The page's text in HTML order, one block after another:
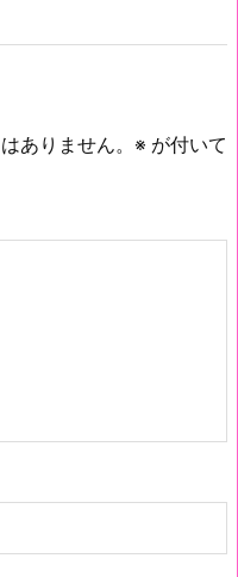
ありません。 ※ が付いて